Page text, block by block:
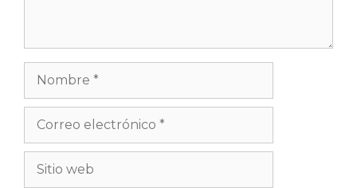
Nombre
Sitio